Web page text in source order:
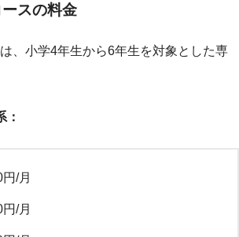
スの料金
は、小学4年生から6年生を対象とした専
：
/月
/月